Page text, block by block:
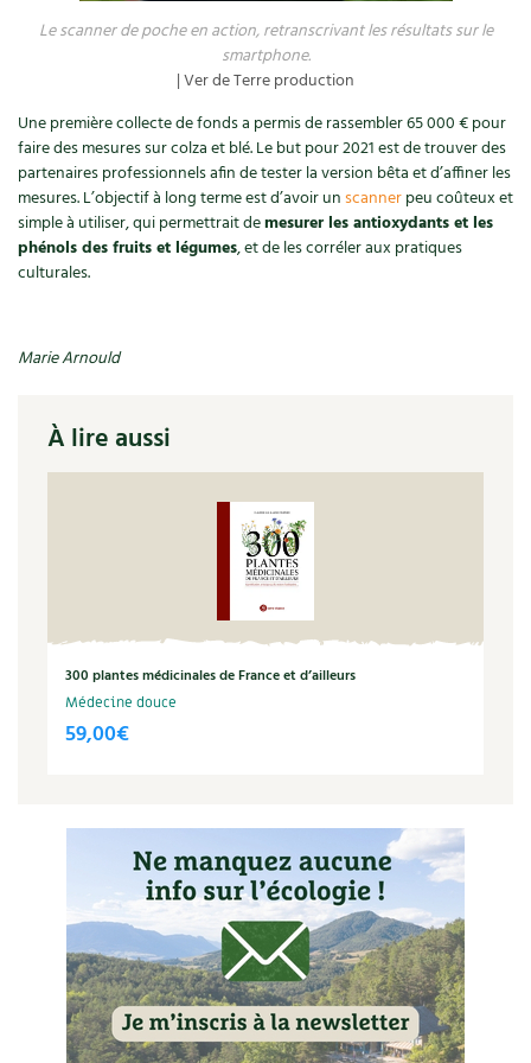
Soins et cosmétiques au naturel
Société et alternatives
Vivre l’écologie
Protéger la nature
Autonomie
Les 4 saisons
Dossier4 saisons
Actualités
Secrets d’abonné
Tous au jardin ! avec Pascal
La vie secrète du jardin
Le scanner de poche en action, retranscrivant les résultats sur le
smartphone.
| Ver de Terre production
Une première collecte de fonds a permis de rassembler 65 000 € pour
faire des mesures sur colza et blé. Le but pour 2021 est de trouver des
partenaires professionnels afin de tester la version bêta et d’affiner les
mesures. L’objectif à long terme est d’avoir unscannerpeu coûteux et
simple à utiliser, qui permettrait demesurer les antioxydants et les
phénols des fruits et légumes, et de les corréler aux pratiques
culturales.
Marie Arnould
À lire aussi
300 plantes médicinales de France et d’ailleurs
Médecine douce
59,00€